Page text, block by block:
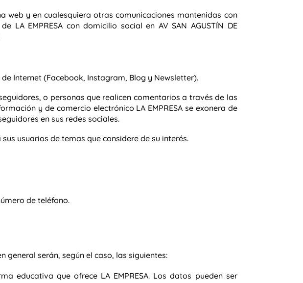
y en cualesquiera otras comunicaciones mantenidas con
LA EMPRESA con domicilio social en AV SAN AGUSTÍN DE
Internet (Facebook, Instagram, Blog y Newsletter).
o personas que realicen comentarios a través de las
y de comercio electrónico LA EMPRESA se exonera de
en sus redes sociales.
usuarios de temas que considere de su interés.
de teléfono.
serán, según el caso, las siguientes:
educativa que ofrece LA EMPRESA. Los datos pueden ser